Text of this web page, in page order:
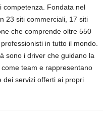
competenza. Fondata nel
23 siti commerciali, 17 siti
che comprende oltre 550
in tutto il mondo.
sono i driver che guidano la
team e rappresentano
dei servizi offerti ai propri